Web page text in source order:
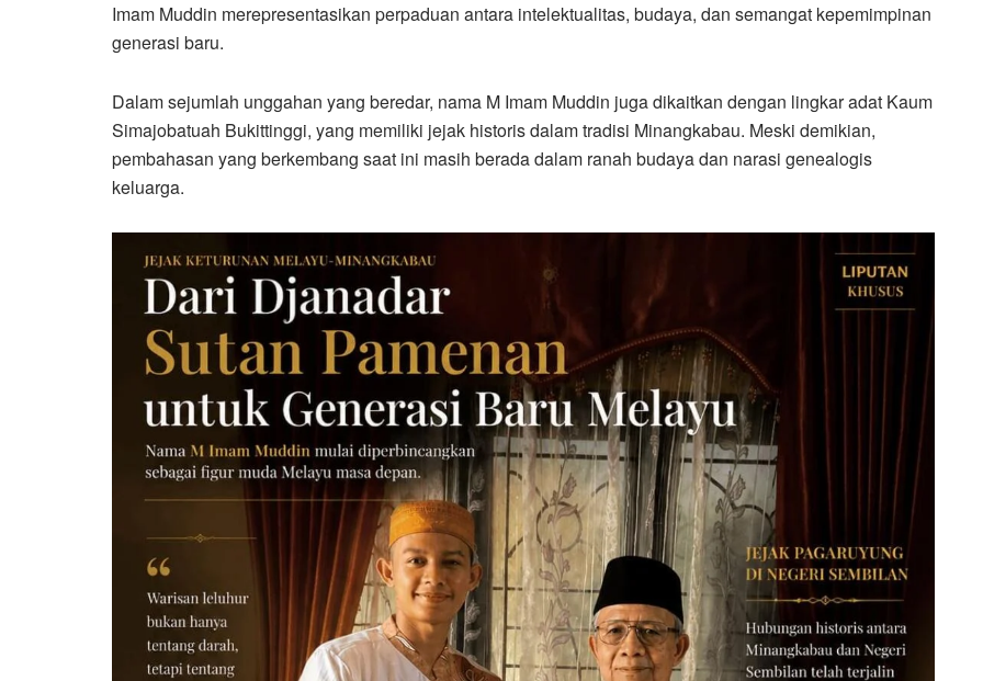
Imam Muddin merepresentasikan perpaduan antara intelektualitas, budaya, dan semangat kepemimpinan
generasi baru.
Dalam sejumlah unggahan yang beredar, nama M Imam Muddin juga dikaitkan dengan lingkar adat Kaum
Simajobatuah Bukittinggi, yang memiliki jejak historis dalam tradisi Minangkabau. Meski demikian,
pembahasan yang berkembang saat ini masih berada dalam ranah budaya dan narasi genealogis
keluarga.